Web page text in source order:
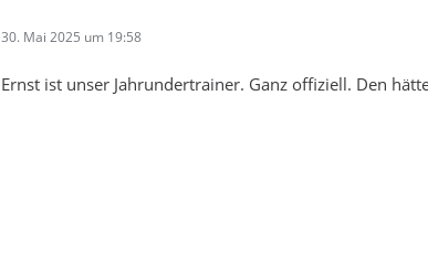
30. Mai 2025 um 19:58
Ernst ist unser Jahrundertrainer. Ganz offiziell. Den